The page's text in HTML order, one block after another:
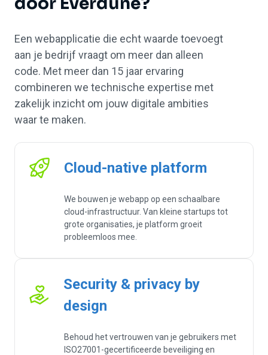
Een webapplicatie die echt waarde toevoegt
aan je bedrijf vraagt om meer dan alleen
code. Met meer dan 15 jaar ervaring
combineren we technische expertise met
zakelijk inzicht om jouw digitale ambities
waar te maken.
Cloud-native platform
We bouwen je webapp op een schaalbare
cloud-infrastructuur. Van kleine startups tot
grote organisaties, je platform groeit
probleemloos mee.
Security & privacy by
design
Behoud het vertrouwen van je gebruikers met
ISO27001-gecertificeerde beveiliging en